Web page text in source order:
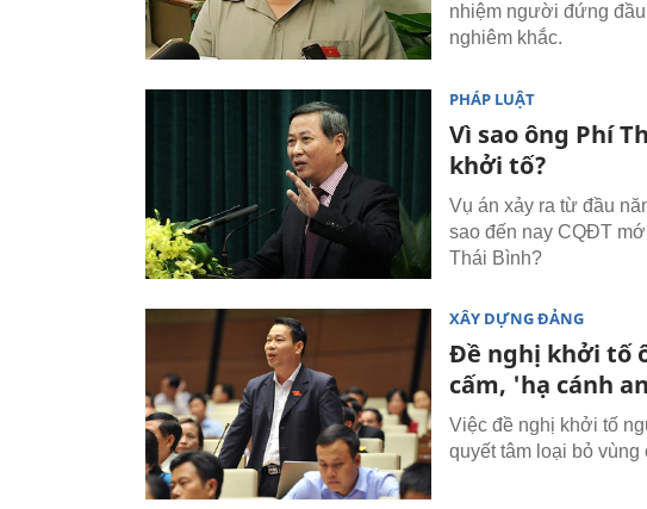
nhiệm người đứng
nghiêm khắc.
PHÁP LUẬT
Vì sao ông Phí
khởi tố?
Vụ án xảy ra từ đầu
sao đến nay CQĐT
Thái Bình?
XÂY DỰNG ĐẢNG
Đề nghị khởi tố
cấm, 'hạ cánh
Việc đề nghị khởi tố
quyết tâm loại bỏ